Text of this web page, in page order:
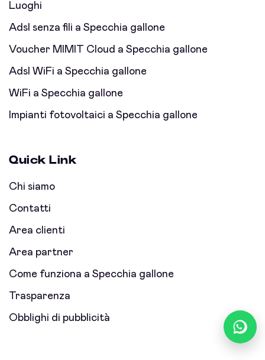
Luoghi
Adsl senza fili a Specchia gallone
Voucher MIMIT Cloud a Specchia gallone
Adsl WiFi a Specchia gallone
WiFi a Specchia gallone
Impianti fotovoltaici a Specchia gallone
Quick Link
Chi siamo
Contatti
Area clienti
Area partner
Come funziona a Specchia gallone
Trasparenza
Obblighi di pubblicità